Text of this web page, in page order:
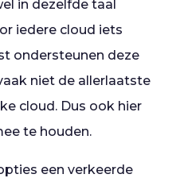
in dezelfde taal
iedere cloud iets
ondersteunen deze
niet de allerlaatste
cloud. Dus ook hier
te houden.
een verkeerde